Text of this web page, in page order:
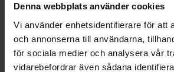
Denna webbplats använder cookies
Vi använder enhetsidentifierare för att
och annonserna till användarna,
för sociala medier och analysera vår
vidarebefordrar även sådana
Webblager
Stockholm
7 603 kr inkl. moms
Köp
5 900